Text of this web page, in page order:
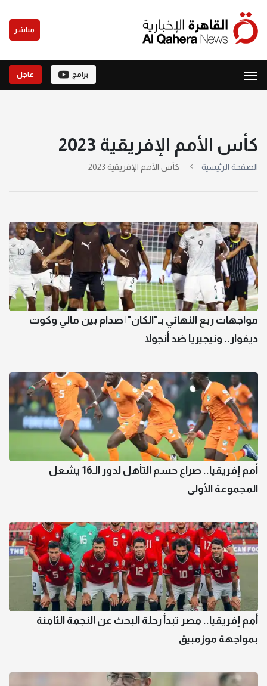
مباشر
برامج عاجل
كأس الأمم الإفريقية 2023
الصفحة الرئيسية كأس الأمم الإفريقية 2023
مواجهات ربع النهائي بـ"الكان"| صدام بين مالي وكوت
ديفوار.. ونيجيريا ضد أنجولا
أمم إفريقيا.. صراع حسم التأهل لدور الـ16 يشعل
المجموعة الأولى
أمم إفريقيا.. مصر تبدأ رحلة البحث عن النجمة الثامنة
بمواجهة موزمبيق